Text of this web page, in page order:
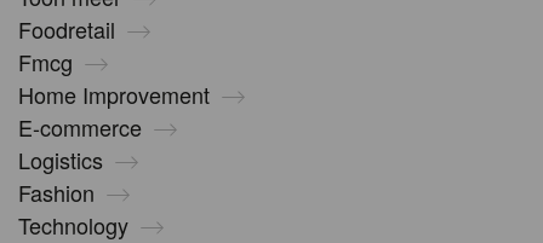
Foodretail
Fmcg
Home Improvement
E-commerce
Logistics
Fashion
Technology